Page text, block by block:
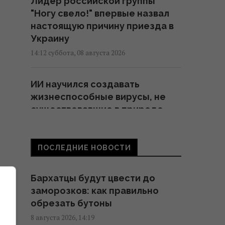
"Ногу свело!" впервые назвал
настоящую причину приезда в
Украину
14:12 суббота, 08 августа 2026
ИИ научился создавать
жизнеспособные вирусы, не
существовавшие в природе, –
индукционной или
электрической: какая "мотает"
меньше света
14:00 суббота, 08 августа 2026
ПОСЛЕДНИЕ НОВОСТИ
Бархатцы будут цвести до
заморозков: как правильно
обрезать бутоны
8 августа 2026, 14:19